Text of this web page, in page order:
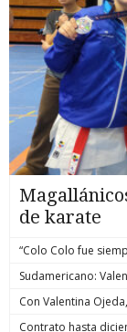
de karate
“Colo Colo fue
Sudamericano:
Con Valentina
Contrato hasta